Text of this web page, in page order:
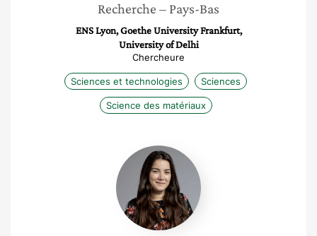
Recherche – Pays-Bas
ENS Lyon, Goethe University Frankfurt,
University of Delhi
Chercheure
Sciences et technologies Sciences
Science des matériaux
Nadine
Serhan